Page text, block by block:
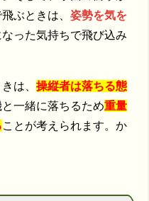
ぶときは、 姿勢を気を
った気持ちで飛び込み
は、 操縦者は落ちる態
一緒に落ちるため重量
ことが考えられます。か